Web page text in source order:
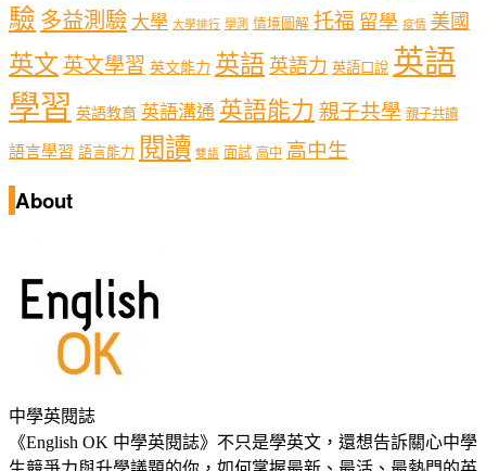
驗 多益測驗 大學 大學排行 學測 情境圖解 托福 留學 疫情 美國
英文 英文學習 英文能力 英語 英語力 英語口說 英語
學習 英語教育 英語溝通 英語能力 親子共學 親子共讀
語言學習 語言能力 閱讀 雙語 面試 高中 高中生
About
中學英閱誌
《English OK 中學英閱誌》不只是學英文，還想告訴關心中學